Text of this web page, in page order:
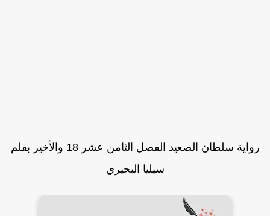
رواية سلطان الصعيد الفصل الثامن عشر 18 والأخير بقلم
سيليا البحيري